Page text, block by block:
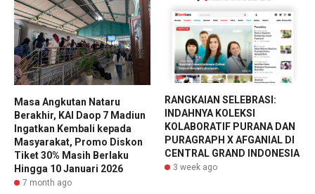
Masa Angkutan Nataru
Berakhir, KAI Daop 7 Madiun
Ingatkan Kembali kepada
Masyarakat, Promo Diskon
Tiket 30% Masih Berlaku
Hingga 10 Januari 2026
7 month ago
RANGKAIAN SELEBRASI:
INDAHNYA KOLEKSI
KOLABORATIF PURANA DAN
PURAGRAPH X AFGANIAL DI
CENTRAL GRAND INDONESIA
3 week ago